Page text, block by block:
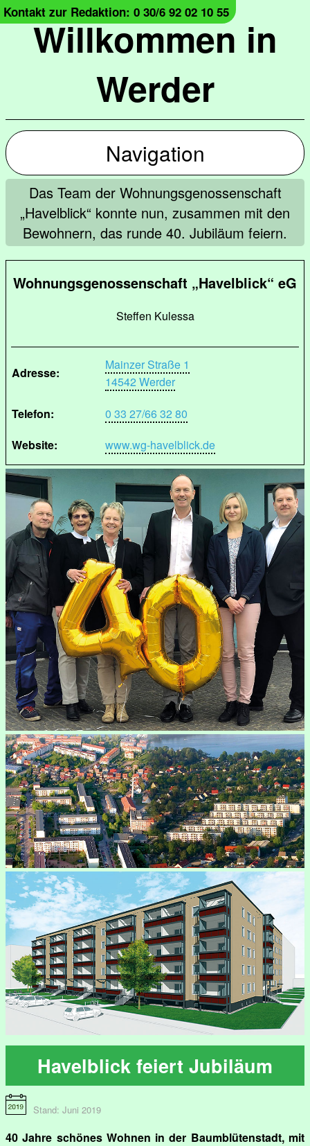
Willkommen in
Werder
Kontakt zur Redaktion: 0 30/6 92 02 10 55
Navigation
Das Team der Wohnungsgenossenschaft
„Havelblick“ konnte nun, zusammen mit den
Bewohnern, das runde 40. Jubiläum feiern.
Wohnungsgenossenschaft „Havelblick“ eG
Steffen Kulessa
Adresse:
Mainzer Straße 1
14542 Werder
Telefon:
0 33 27/66 32 80
Website:
www.wg-havelblick.de
Havelblick feiert Jubiläum
Stand: Juni 2019
40 Jahre schönes Wohnen in der Baumblütenstadt, mit